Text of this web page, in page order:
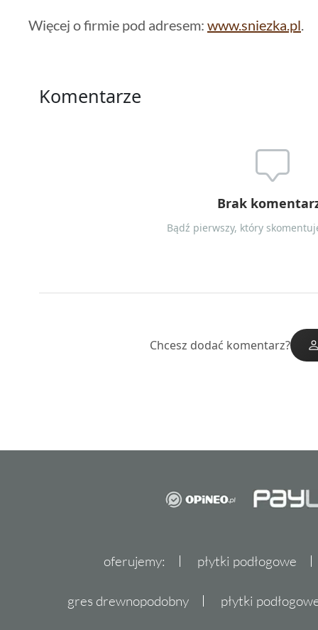
Więcej o firmie pod adresem: www.sniezka.pl
Komentarze
Brak
Bądź pierwszy, który
Chcesz dodać komentarz?
oferujemy: płytki podłogowe
gres drewnopodobny płytki